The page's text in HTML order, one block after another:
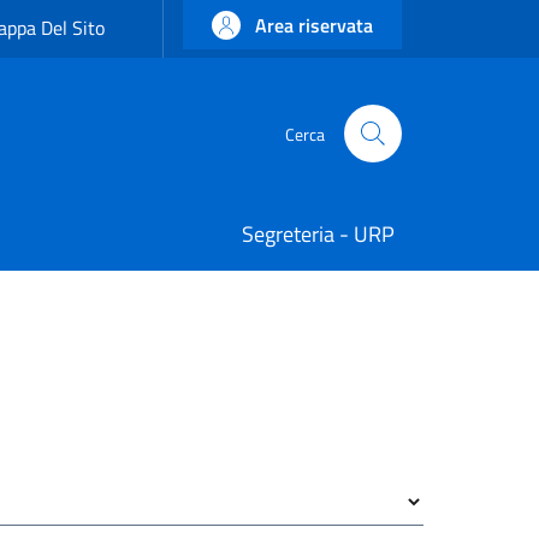
Del Sito Area riservata
Cerca
Cerca
Segreteria - URP